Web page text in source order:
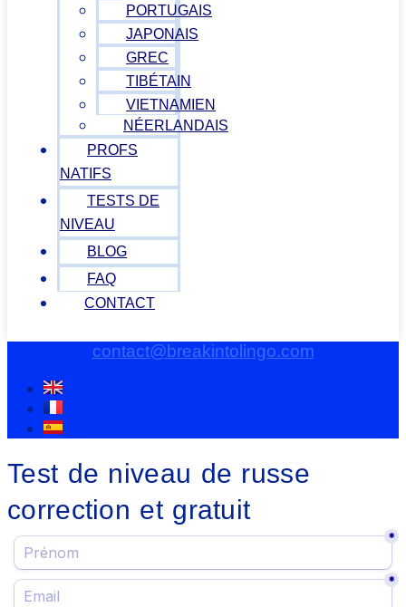
PORTUGAIS
JAPONAIS
GREC
TIBÉTAIN
VIETNAMIEN
NÉERLANDAIS
PROFS
NATIFS
TESTS DE
NIVEAU
BLOG
FAQ
CONTACT
contact@breakintolingo.com
Test de niveau de russe
correction et gratuit